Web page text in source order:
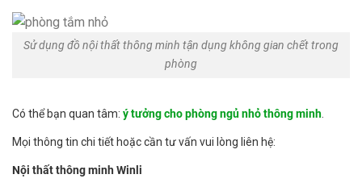
Sử dụng đồ nội thất thông minh tận dụng không gian chết trong
phòng
Có thể bạn quan tâm: ý tưởng cho phòng ngủ nhỏ thông minh
Mọi thông tin chi tiết hoặc cần tư vấn vui lòng liên hệ:
Nội thất thông minh Winli